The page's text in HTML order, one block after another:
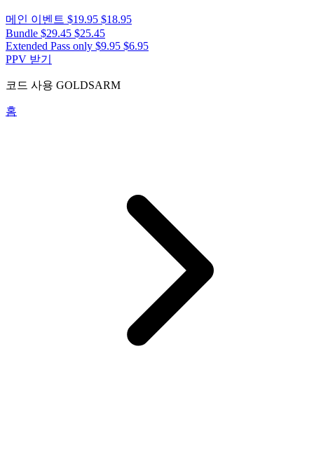
메인 이벤트 $19.95 $18.95
Bundle $29.45 $25.45
Extended Pass only $9.95 $6.95
PPV 받기
코드 사용 GOLDSARM
홈